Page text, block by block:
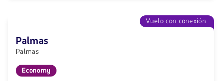
Vuelo con conexión
Palmas
Palmas
Economy